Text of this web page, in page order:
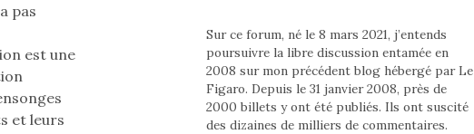
pas
est une
et leurs
Sur ce forum, né le 8 mars 2021, j’entends
poursuivre la libre discussion entamée en
2008 sur mon précédent blog hébergé par Le
Figaro. Depuis le 31 janvier 2008, près de
2000 billets y ont été publiés. Ils ont suscité
des dizaines de milliers de commentaires.